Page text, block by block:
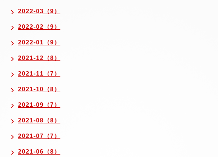
2022-03（9）
2022-02（9）
2022-01（9）
2021-12（8）
2021-11（7）
2021-10（8）
2021-09（7）
2021-08（8）
2021-07（7）
2021-06（8）